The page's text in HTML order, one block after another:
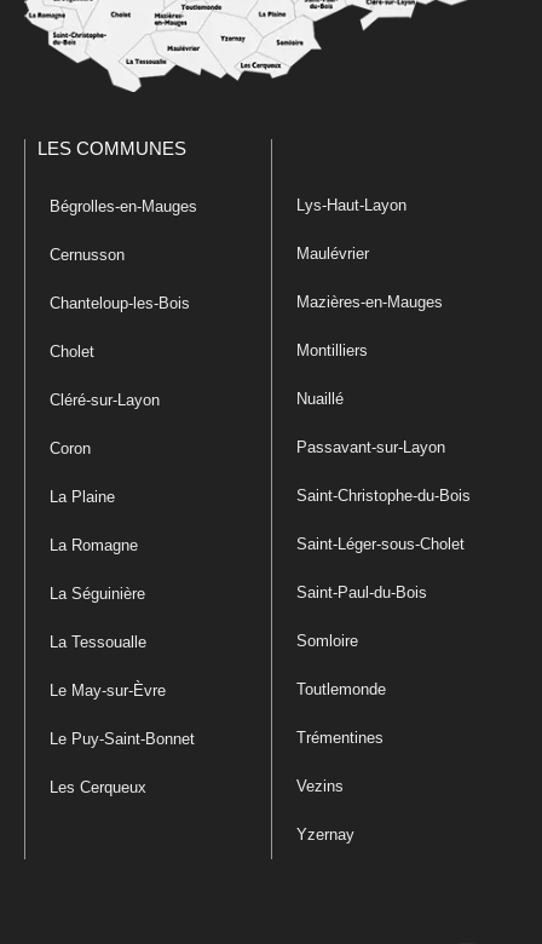
LES COMMUNES
Bégrolles-en-Mauges
Cernusson
Chanteloup-les-Bois
Cholet
Cléré-sur-Layon
Coron
La Plaine
La Romagne
La Séguinière
La Tessoualle
Le May-sur-Èvre
Le Puy-Saint-Bonnet
Les Cerqueux
Lys-Haut-Layon
Maulévrier
Mazières-en-Mauges
Montilliers
Nuaillé
Passavant-sur-Layon
Saint-Christophe-du-Bois
Saint-Léger-sous-Cholet
Saint-Paul-du-Bois
Somloire
Toutlemonde
Trémentines
Vezins
Yzernay